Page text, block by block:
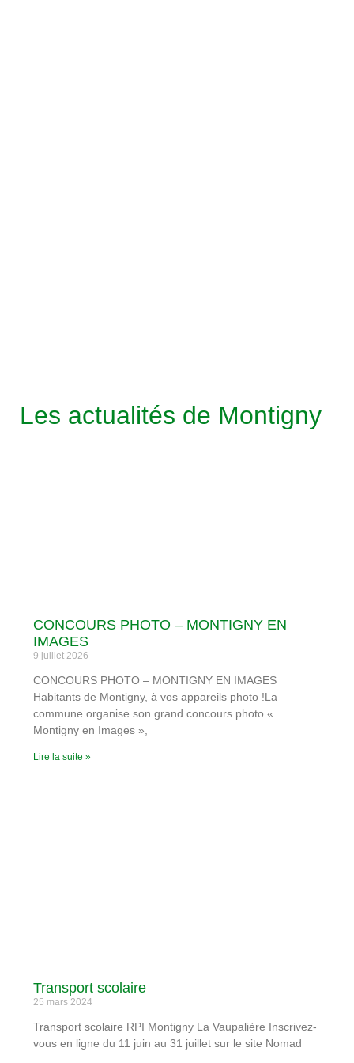
Les actualités de Montigny
CONCOURS PHOTO – MONTIGNY EN
IMAGES
9 juillet 2026
CONCOURS PHOTO – MONTIGNY EN IMAGES
Habitants de Montigny, à vos appareils photo !La
commune organise son grand concours photo «
Montigny en Images »,
Lire la suite »
Transport scolaire
25 mars 2024
Transport scolaire RPI Montigny La Vaupalière Inscrivez-
vous en ligne du 11 juin au 31 juillet sur le site Nomad